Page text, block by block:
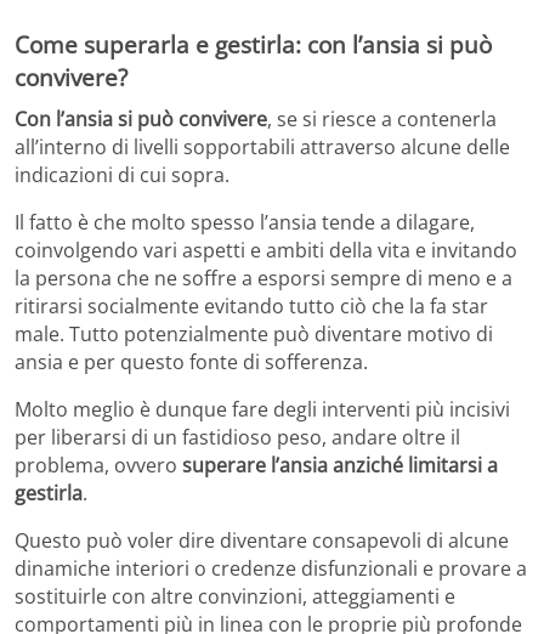
Come superarla e gestirla: con l’ansia si può
convivere?
Con l’ansia si può convivere, se si riesce a contenerla
all’interno di livelli sopportabili attraverso alcune delle
indicazioni di cui sopra.
Il fatto è che molto spesso l’ansia tende a dilagare,
coinvolgendo vari aspetti e ambiti della vita e invitando
la persona che ne soffre a esporsi sempre di meno e a
ritirarsi socialmente evitando tutto ciò che la fa star
male. Tutto potenzialmente può diventare motivo di
ansia e per questo fonte di sofferenza.
Molto meglio è dunque fare degli interventi più incisivi
per liberarsi di un fastidioso peso, andare oltre il
problema, ovvero superare l’ansia anziché limitarsi a
gestirla.
Questo può voler dire diventare consapevoli di alcune
dinamiche interiori o credenze disfunzionali e provare a
sostituirle con altre convinzioni, atteggiamenti e
comportamenti più in linea con le proprie più profonde